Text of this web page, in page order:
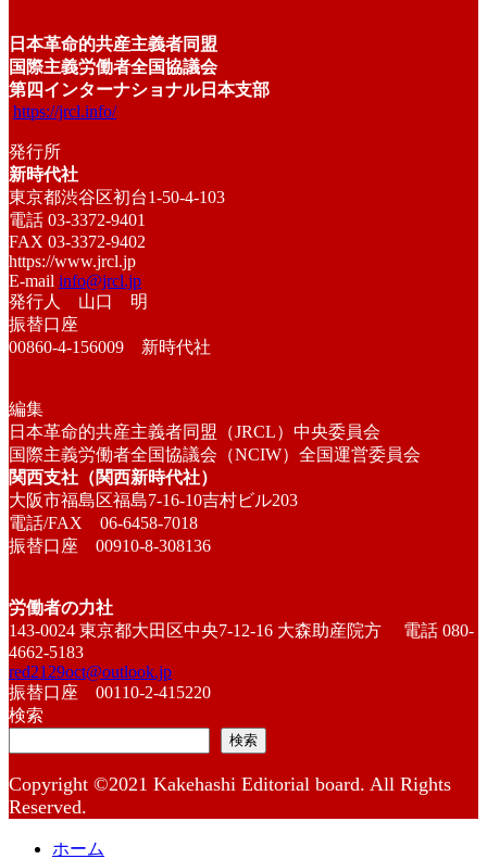
日本革命的共産主義者同盟
国際主義労働者全国協議会
第四インターナショナル日本支部
https://jrcl.info/
発行所
新時代社
東京都渋谷区初台1-50-4-103
電話 03-3372-9401
FAX 03-3372-9402
https://www.jrcl.jp
E-mail info@jrcl.jp
発行人 山口 明
振替口座
00860-4-156009 新時代社
編集
日本革命的共産主義者同盟（JRCL）中央委員会
国際主義労働者全国協議会（NCIW）全国運営委員会
関西支社（関西新時代社）
大阪市福島区福島7-16-10吉村ビル203
電話/FAX 06-6458-7018
振替口座 00910-8-308136
労働者の力社
143-0024 東京都大田区中央7-12-16 大森助産院方 電話 080-
4662-5183
red2129oct@outlook.jp
振替口座 00110-2-415220
検索
検索
Copyright ©2021 Kakehashi Editorial board. All Rights
Reserved.
ホーム